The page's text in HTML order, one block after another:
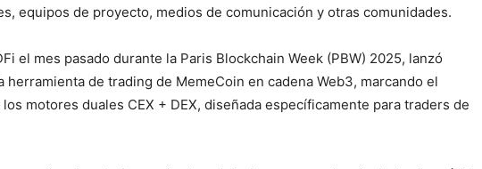
equipos de proyecto, medios de comunicación y otras comunidades.
el mes pasado durante la Paris Blockchain Week (PBW) 2025, lanzó
herramienta de trading de MemeCoin en cadena Web3, marcando el
motores duales CEX + DEX, diseñada específicamente para traders de